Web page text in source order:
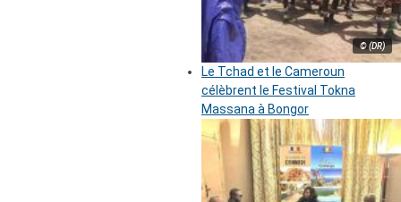
© (DR)
Le Tchad et le Cameroun
célèbrent le Festival Tokna
Massana à Bongor